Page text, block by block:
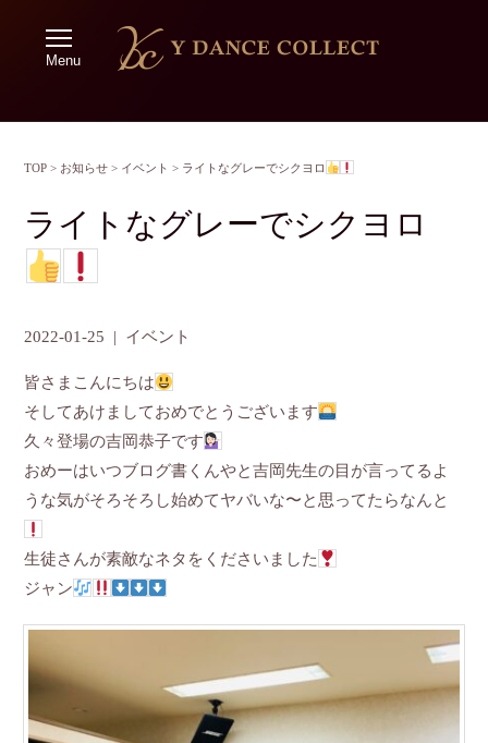
Menu
TOP > お知らせ > イベント > ライトなグレーでシクヨロ
ライトなグレーでシクヨロ
2022-01-25 | イベント
皆さまこんにちは
そしてあけましておめでとうございます
久々登場の吉岡恭子です
おめーはいつブログ書くんやと吉岡先生の目が言ってるよ
うな気がそろそろし始めてヤバいな〜と思ってたらなんと
生徒さんが素敵なネタをくださいました
ジャン